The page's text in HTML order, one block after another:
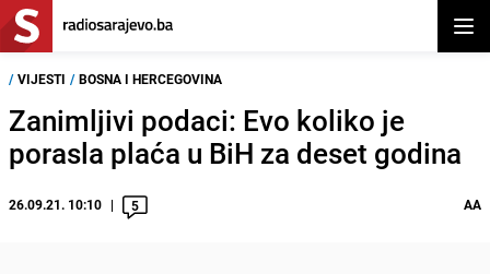
/ VIJESTI / BOSNA I HERCEGOVINA
Zanimljivi podaci: Evo koliko je
porasla plaća u BiH za deset godina
26.09.21. 10:10 5 AA